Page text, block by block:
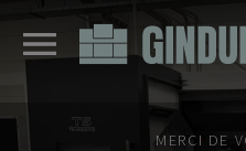
MERCI DE